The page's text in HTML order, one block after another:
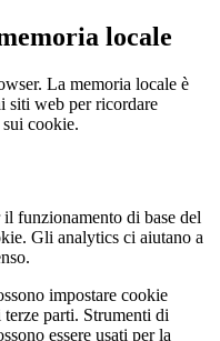
locale
La memoria locale è
siti web per ricordare
cookie.
il funzionamento di base del
Gli analytics ci aiutano a
impostare cookie
parti. Strumenti di
essere usati per la